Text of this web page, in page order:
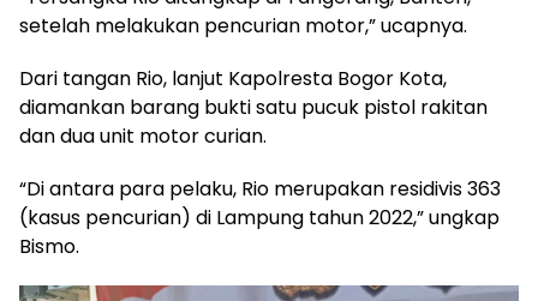
setelah melakukan pencurian motor,” ucapnya.
Dari tangan Rio, lanjut Kapolresta Bogor Kota,
diamankan barang bukti satu pucuk pistol rakitan
dan dua unit motor curian.
“Di antara para pelaku, Rio merupakan residivis 363
(kasus pencurian) di Lampung tahun 2022,” ungkap
Bismo.